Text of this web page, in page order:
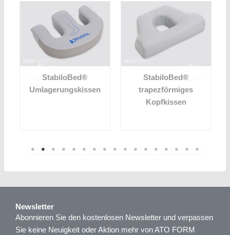
StabiloBed®
Umlagerungskissen
StabiloBed®
trapezförmiges
Kopfkissen
Newsletter
Abonnieren Sie den kostenlosen Newsletter und verpassen
Sie keine Neuigkeit oder Aktion mehr von ATO FORM